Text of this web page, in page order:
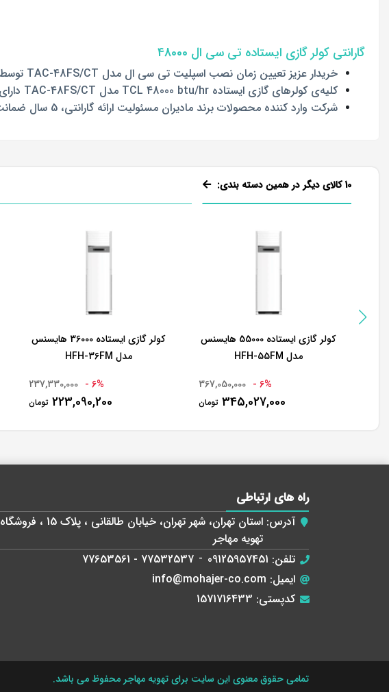
گارانتی کولر گازی ایستاده تی سی ال 48000
خریدار عزیز تعیین زمان نصب اسپلیت تی سی ال مدل TAC-48FS/CT توسط تهویه مطبوع مهاجر بر اساس نوبت تعیین می‌شود.
کلیه‌ی کولر‌های گازی‌ ایستاده TCL 48000 btu/hr مدل TAC-48FS/CT دارای ضمانت نامه‌ی، کمپرسور دستگاه از تاریخ نصب به مدت 60 ماه و سایر قطعات فنی به مدت 18 ماه می‌باشند.
شرکت وارد کننده محصولات برند مادیران مسئولیت ارائه گارانتی، 5 سال ضمانت کمپرسور و 2 سال ضمانت سایر قطعات به خریداران و مصرف کنندگان را به عهده دارد.
10 کالای دیگر در همین دسته بندی:
کولر گازی ایستاده 55000 هایسنس
مدل HFH-55FM
6% -
367,050,000
345,027,000 تومان
کولر گازی ایستاده 36000 هایسنس
مدل HFH-36FM
6% -
237,330,000
223,090,200 تومان
راه های ارتباطی
آدرس:
استان تهران، شهر تهران، خیابان طالقانی ، پلاک 15 ، فروشگاه
تهویه مهاجر
تلفن: 09125957451
-
77532537 - 77653561
ایمیل: info@mohajer-co.com
کدپستی: 1571716433
تمامی حقوق معنوی این سایت برای تهویه مهاجر محفوظ می باشد.